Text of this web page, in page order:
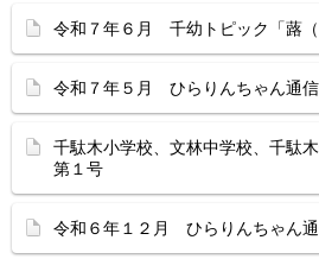
令和７年６月 千幼トピック「蕗（
令和７年５月 ひらりんちゃん通信
千駄木小学校、文林中学校、千駄
第１号
令和６年１２月 ひらりんちゃん通